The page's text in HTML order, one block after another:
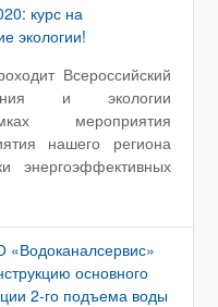
курс на
экологии!
Всероссийский
и экологии
мероприятия
нашего региона
энергоэффективных
основного
2-го подъема воды